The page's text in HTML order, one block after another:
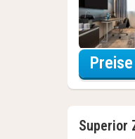
Superior